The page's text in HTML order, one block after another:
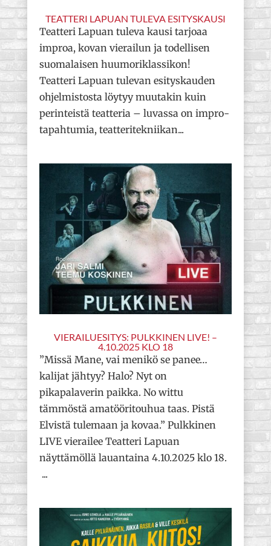
TEATTERI LAPUAN TULEVA ESITYSKAUSI
Teatteri Lapuan tuleva kausi tarjoaa
improa, kovan vierailun ja todellisen
suomalaisen huumoriklassikon!
Teatteri Lapuan tulevan esityskauden
ohjelmistosta löytyy muutakin kuin
perinteistä teatteria – luvassa on impro-
tapahtumia, teatteritekniikan...
VIERAILUESITYS: PULKKINEN LIVE! –
4.10.2025 KLO 18
”Missä Mane, vai menikö se panee…
kalijat jähtyy? Halo? Nyt on
pikapalaverin paikka. No wittu
tämmöstä amatööritouhua taas. Pistä
Elvistä tulemaan ja kovaa.” Pulkkinen
LIVE vierailee Teatteri Lapuan
näyttämöllä lauantaina 4.10.2025 klo 18.
...